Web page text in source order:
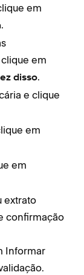
em
.
em
disso.
e clique
em
em
extrato
confirmação
Informar